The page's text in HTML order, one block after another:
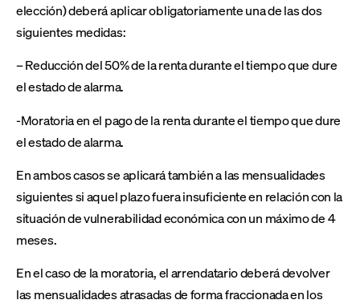
elección) deberá aplicar obligatoriamente una de las dos
siguientes medidas:
– Reducción del 50% de la renta durante el tiempo que dure
el estado de alarma.
-Moratoria en el pago de la renta durante el tiempo que dure
el estado de alarma.
En ambos casos se aplicará también a las mensualidades
siguientes si aquel plazo fuera insuficiente en relación con la
situación de vulnerabilidad económica con un máximo de 4
meses.
En el caso de la moratoria, el arrendatario deberá devolver
las mensualidades atrasadas de forma fraccionada en los